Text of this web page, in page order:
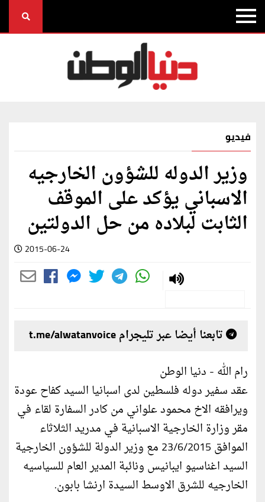
فيديو
وزير الدوله للشؤون الخارجيه
الاسباني يؤكد على الموقف
الثابت لبلاده من حل الدولتين
2015-06-24
تابعنا أيضا عبر تليجرام t.me/alwatanvoice
رام الله - دنيا الوطن
عقد سفير دوله فلسطين لدى اسبانيا السيد كفاح عودة
ويرافقه الاخ محمود علواني من كادر السفارة لقاء في
مقر وزارة الخارجية الاسبانية في مدريد الثلاثاء
الموافق 23/6/2015 مع وزير الدولة للشؤون الخارجية
السيد اغناسيو ايبانيس ونائبة المدير العام للسياسيه
الخارجيه للشرق الاوسط السيدة ارنشا بابون.